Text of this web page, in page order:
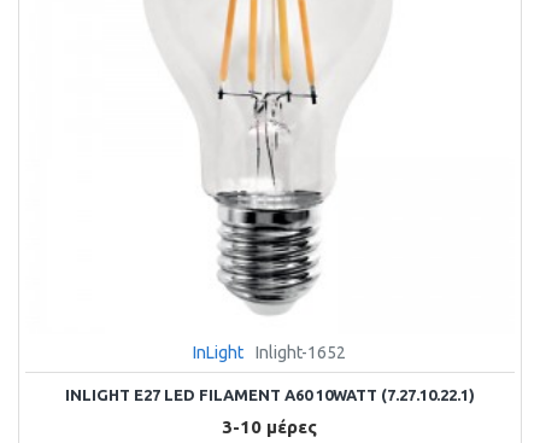
InLight Inlight-1652
INLIGHT E27 LED FILAMENT A60 10WATT (7.27.10.22.1)
3-10 μέρες